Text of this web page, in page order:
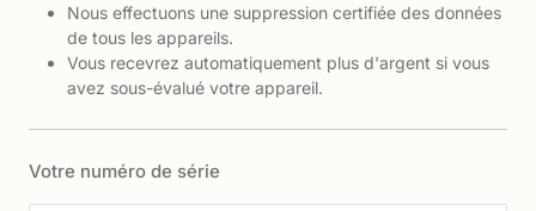
Nous effectuons une suppression certifiée des données
de tous les appareils.
Vous recevrez automatiquement plus d'argent si vous
avez sous-évalué votre appareil.
Votre numéro de série